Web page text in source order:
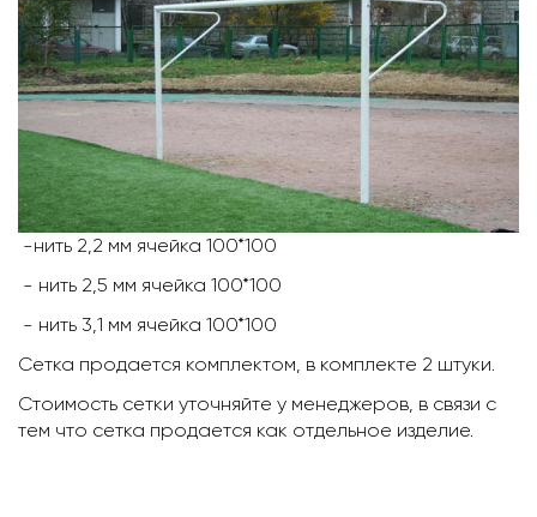
-нить 2,2 мм ячейка 100*100
- нить 2,5 мм ячейка 100*100
- нить 3,1 мм ячейка 100*100
Сетка продается комплектом, в комплекте 2 штуки.
Стоимость сетки уточняйте у менеджеров, в связи с
тем что сетка продается как отдельное изделие.